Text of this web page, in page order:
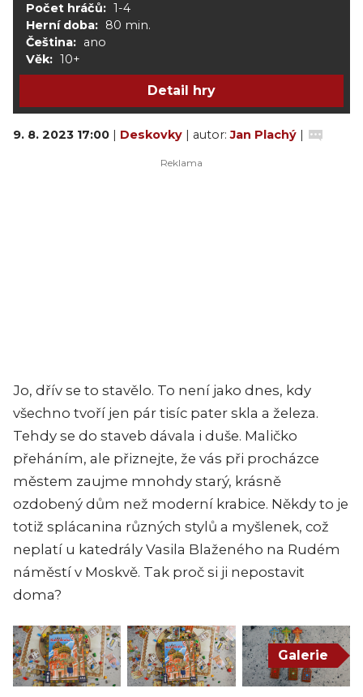
Počet hráčů: 1-4
Herní doba: 80 min.
Čeština: ano
Věk: 10+
Detail hry
9. 8. 2023 17:00 | Deskovky | autor:Jan Plachý |
Jo, dřív se to stavělo. To není jako dnes, kdy
všechno tvoří jen pár tisíc pater skla a železa.
Tehdy se do staveb dávala i duše. Maličko
přeháním, ale přiznejte, že vás při procházce
městem zaujme mnohdy starý, krásně
ozdobený dům než moderní krabice. Někdy to je
totiž splácanina různých stylů a myšlenek, což
neplatí u katedrály Vasila Blaženého na Rudém
náměstí v Moskvě. Tak proč si ji nepostavit
doma?
Galerie